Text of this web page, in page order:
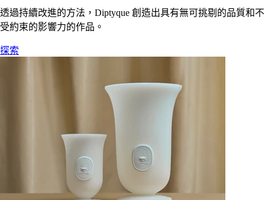
透過持續改進的方法，Diptyque 創造出具有無可挑剔的品質和不
受約束的影響力的作品。
探索